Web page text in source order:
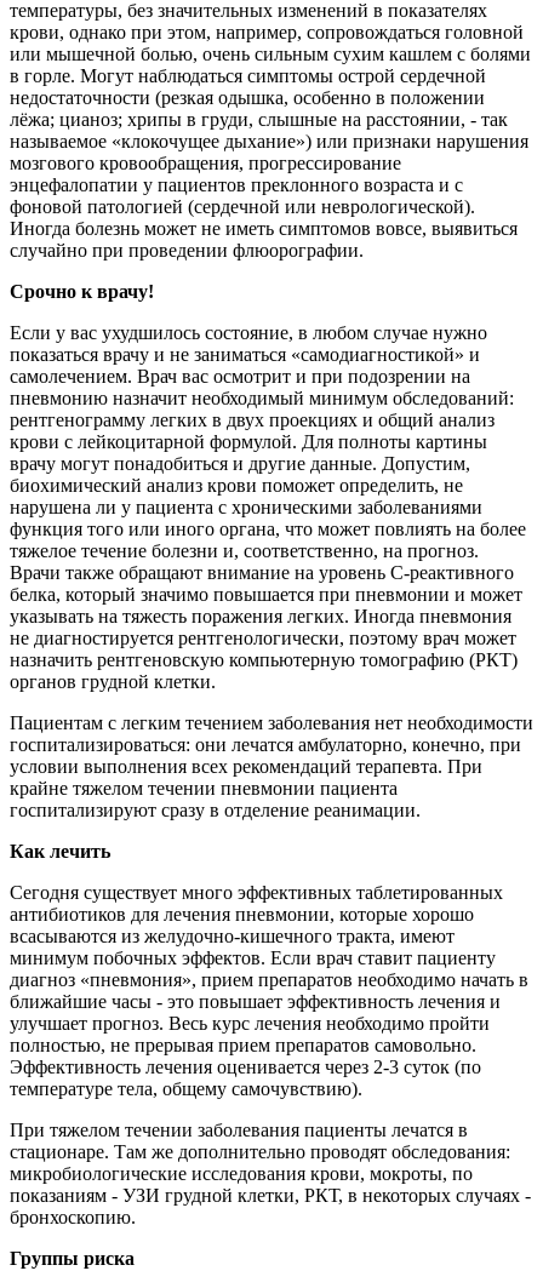
температуры, без значительных изменений в показателях
крови, однако при этом, например, сопровождаться головной
или мышечной болью, очень сильным сухим кашлем с болями
в горле. Могут наблюдаться симптомы острой сердечной
недостаточности (резкая одышка, особенно в положении
лёжа; цианоз; хрипы в груди, слышные на расстоянии, - так
называемое «клокочущее дыхание») или признаки нарушения
мозгового кровообращения, прогрессирование
энцефалопатии у пациентов преклонного возраста и с
фоновой патологией (сердечной или неврологической).
Иногда болезнь может не иметь симптомов вовсе, выявиться
случайно при проведении флюорографии.
Срочно к врачу!
Если у вас ухудшилось состояние, в любом случае нужно
показаться врачу и не заниматься «самодиагностикой» и
самолечением. Врач вас осмотрит и при подозрении на
пневмонию назначит необходимый минимум обследований:
рентгенограмму легких в двух проекциях и общий анализ
крови с лейкоцитарной формулой. Для полноты картины
врачу могут понадобиться и другие данные. Допустим,
биохимический анализ крови поможет определить, не
нарушена ли у пациента с хроническими заболеваниями
функция того или иного органа, что может повлиять на более
тяжелое течение болезни и, соответственно, на прогноз.
Врачи также обращают внимание на уровень С-реактивного
белка, который значимо повышается при пневмонии и может
указывать на тяжесть поражения легких. Иногда пневмония
не диагностируется рентгенологически, поэтому врач может
назначить рентгеновскую компьютерную томографию (РКТ)
органов грудной клетки.
Пациентам с легким течением заболевания нет необходимости
госпитализироваться: они лечатся амбулаторно, конечно, при
условии выполнения всех рекомендаций терапевта. При
крайне тяжелом течении пневмонии пациента
госпитализируют сразу в отделение реанимации.
Как лечить
Сегодня существует много эффективных таблетированных
антибиотиков для лечения пневмонии, которые хорошо
всасываются из желудочно-кишечного тракта, имеют
минимум побочных эффектов. Если врач ставит пациенту
диагноз «пневмония», прием препаратов необходимо начать в
ближайшие часы - это повышает эффективность лечения и
улучшает прогноз. Весь курс лечения необходимо пройти
полностью, не прерывая прием препаратов самовольно.
Эффективность лечения оценивается через 2-3 суток (по
температуре тела, общему самочувствию).
При тяжелом течении заболевания пациенты лечатся в
стационаре. Там же дополнительно проводят обследования:
микробиологические исследования крови, мокроты, по
показаниям - УЗИ грудной клетки, РКТ, в некоторых случаях -
бронхоскопию.
Группы риска